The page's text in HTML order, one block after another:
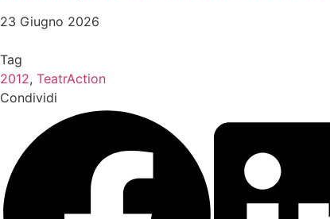
23 Giugno 2026
Tag
2012, TeatrAction
Condividi